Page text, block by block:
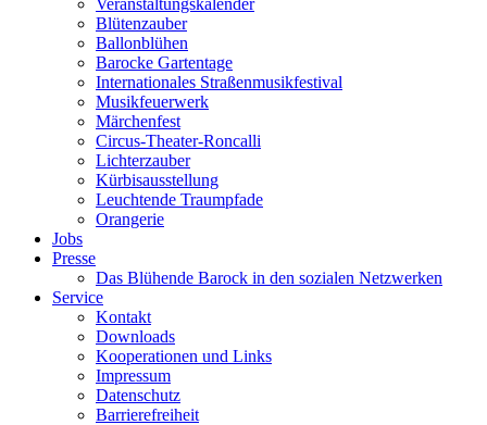
Veranstaltungskalender
Blütenzauber
Ballonblühen
Barocke Gartentage
Internationales Straßenmusikfestival
Musikfeuerwerk
Märchenfest
Circus-Theater-Roncalli
Lichterzauber
Kürbisausstellung
Leuchtende Traumpfade
Orangerie
Jobs
Presse
Das Blühende Barock in den sozialen Netzwerken
Service
Kontakt
Downloads
Kooperationen und Links
Impressum
Datenschutz
Barrierefreiheit